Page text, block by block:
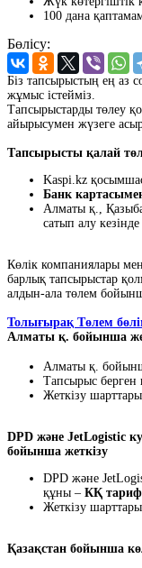
100 дана
Бөлісу:
Біз тапсырыстың ең аз
жұмыс істейміз.
Тапсырыстарды төлеу
айырысумен жүзеге
Тапсырысты қалай
Kaspi.kz
Банк
Алматы қ.,
сатып алу кезінде
Көлік компаниялары
барлық тапсырыстар
алдын-ала төлем
Толығырақ Төлем
Алматы қ. бойынша
Алматы қ.
Тапсырыс берген
Жеткізу
DPD және JetLogistic
бойынша жеткізу
DPD және
құны – КҚ
Жеткізу
Қазақстан бойынша